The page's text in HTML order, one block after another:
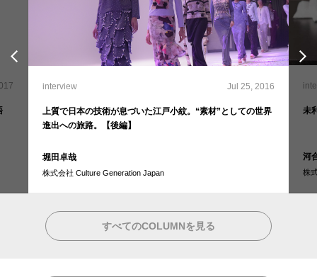
interview Jul 25, 2016
上質で日本の技術が息づいた江戸小紋。“素材”としての世界
進出への旅路。【後編】
堀田卓哉
株式会社 Culture Generation Japan
未
河
株
すべてのCOLUMNを見る